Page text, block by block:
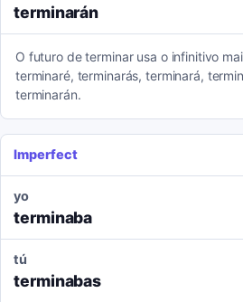
terminarán
O futuro de terminar usa o infinitivo
terminaré, terminarás, terminará,
terminarán.
Imperfect
yo
terminaba
tú
terminabas